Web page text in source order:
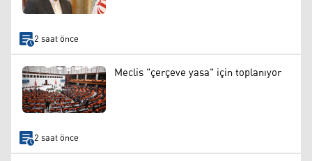
2 saat önce
Meclis "çerçeve yasa" için toplanıyor
2 saat önce